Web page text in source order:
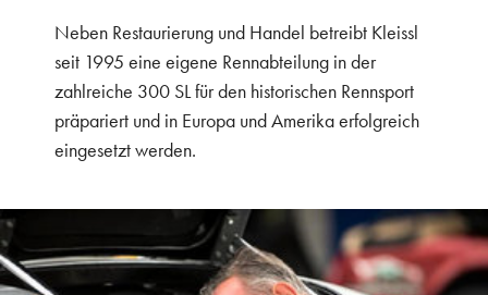
Neben Restaurierung und Handel betreibt Kleissl
seit 1995 eine eigene Rennabteilung in der
zahlreiche 300 SL für den historischen Rennsport
präpariert und in Europa und Amerika erfolgreich
eingesetzt werden.